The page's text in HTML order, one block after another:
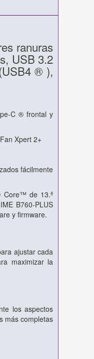
ranuras
USB 3.2
® ),
C ® frontal y
Xpert 2+
fácilmente
Core™ de 13.ª
B760-PLUS
y firmware.
ajustar cada
maximizar la
los aspectos
más completas